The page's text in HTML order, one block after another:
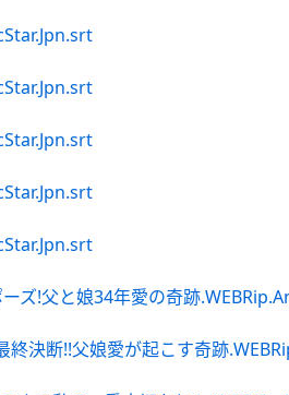
ズ!父と娘34年愛の奇跡
終決断!!父娘愛が起こす奇跡